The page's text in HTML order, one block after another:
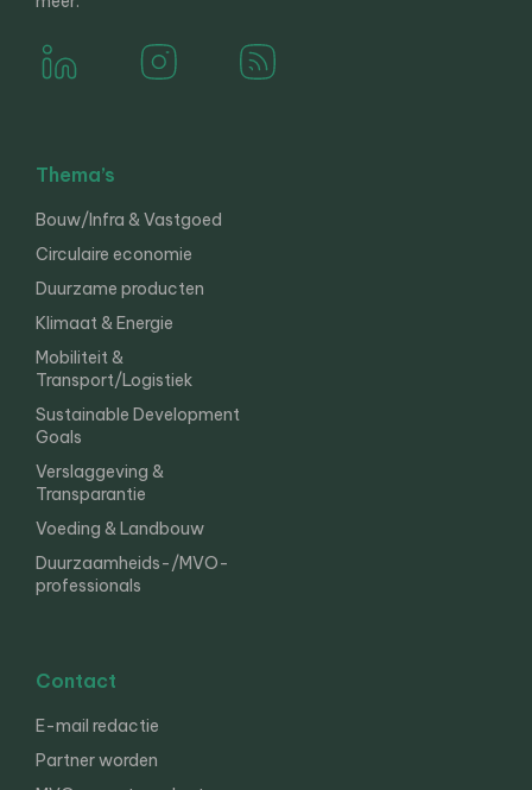
Thema’s
Bouw/Infra & Vastgoed
Circulaire economie
Duurzame producten
Klimaat & Energie
Mobiliteit &
Transport/Logistiek
Sustainable Development
Goals
Verslaggeving &
Transparantie
Voeding & Landbouw
Duurzaamheids-/MVO-
professionals
Contact
E-mail redactie
Partner worden